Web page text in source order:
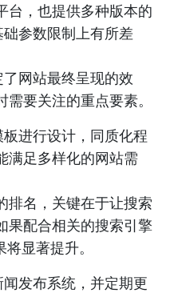
台，也提供多种版本的
参数限制上有所差
网站最终呈现的效
要关注的重点要素。
进行设计，同质化程
满足多样化的网站需
排名，关键在于让搜索
果配合相关的搜索引擎
显著提升。
发布系统，并定期更